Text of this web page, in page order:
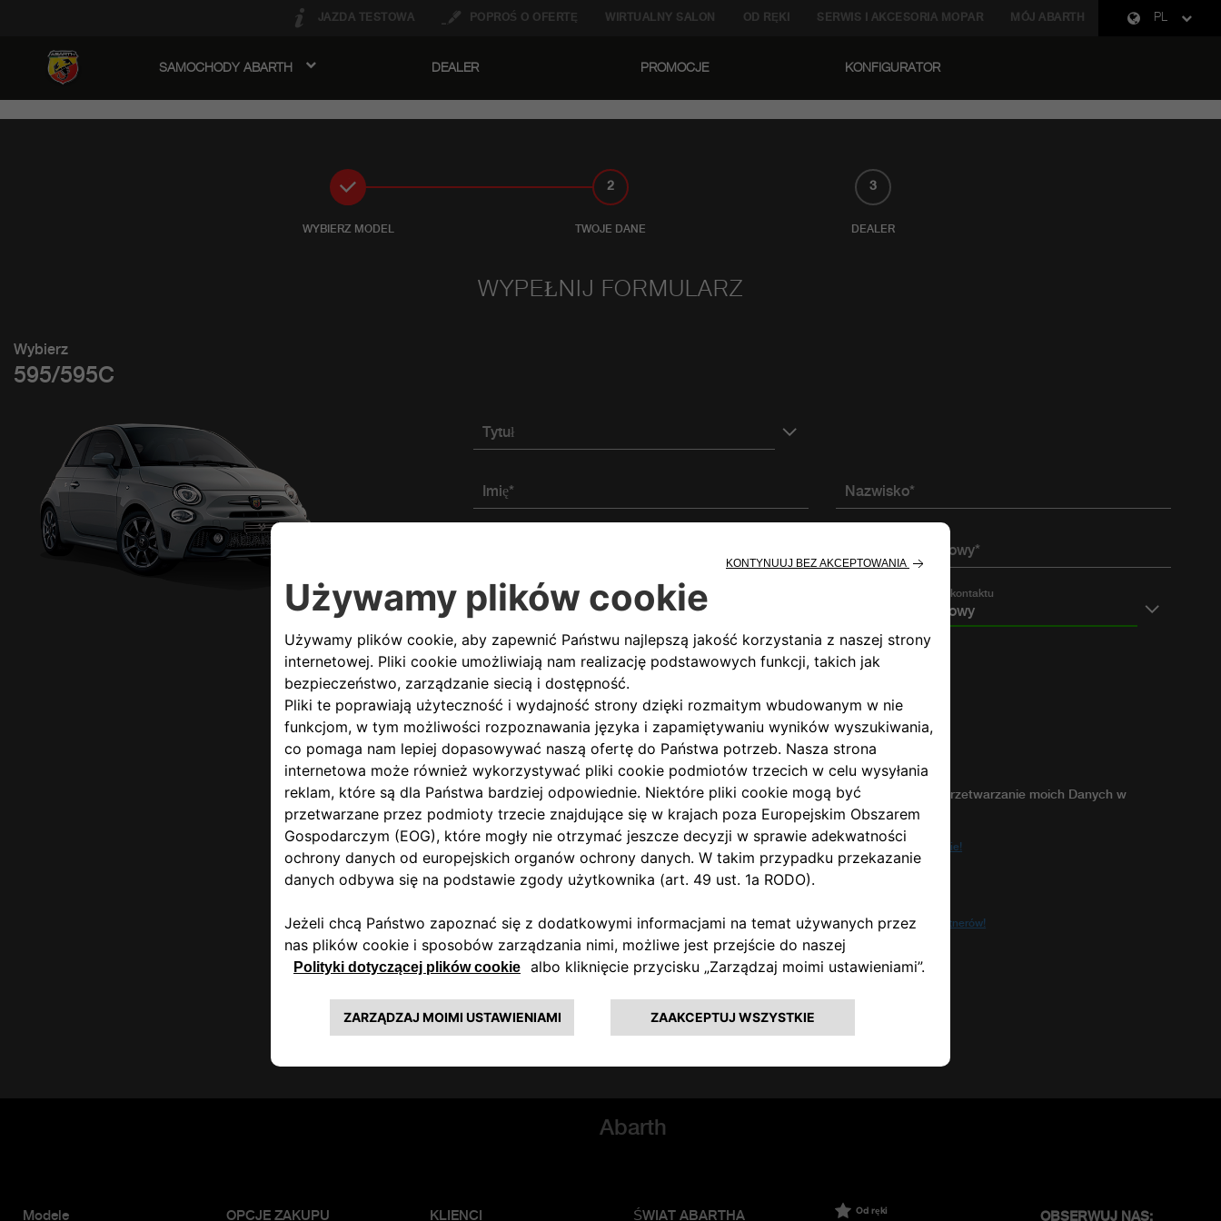
JAZDA TESTOWA POPROŚ O OFERTĘ WIRTUALNY SALON OD RĘKI SERWIS I AKCESORIA MOPAR MÓJ ABARTH PL
SAMOCHODY ABARTH DEALER PROMOCJE KONFIGURATOR
1
WYBIERZ MODEL
2
TWOJE DANE
3
DEALER
WYPEŁNIJ FORMULARZ
Wybierz
595/595C
Tytuł
Imię* Nazwisko*
Telefon komórkowy*
Podaj kod pocztowy lub pełny adres*
Preferowany sposób kontaktu
Telefon komórkowy
Czy posiadasz numer NIP?
Tak
* Pole obowiązkowe
Zgoda
Po przeczytaniu i zrozumieniu niniejszej Polityki prywatności, wyrażam zgodę na przetwarzanie moich Danych w
następujących celach(Polityki prywatności) :
Wyrażam zgodę Nie wyrażam zgody Pozostańmy w kontakcie!
Wyrażam zgodę Nie wyrażam zgody
Wyrażam zgodę Nie wyrażam zgody Dołącz do naszych partnerów!
WYŚLIJ
Abarth
Modele OPCJE ZAKUPU KLIENCI ŚWIAT ABARTHA Od ręki OBSERWUJ NAS: